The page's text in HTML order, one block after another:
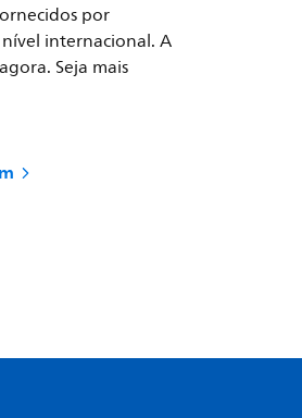
por
internacional. A
Seja mais